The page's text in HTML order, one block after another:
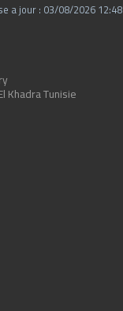
a jour : 03/08/2026 12:48
Khadra Tunisie